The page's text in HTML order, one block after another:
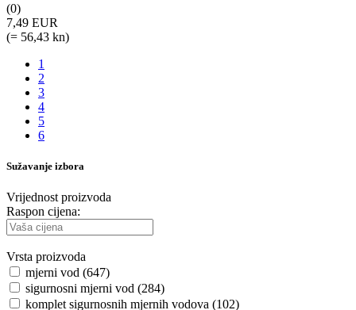
(0)
7,49 EUR
(= 56,43 kn)
1
2
3
4
5
6
Sužavanje izbora
Vrijednost proizvoda
Raspon cijena:
Vrsta proizvoda
mjerni vod (647)
sigurnosni mjerni vod (284)
komplet sigurnosnih mjernih vodova (102)